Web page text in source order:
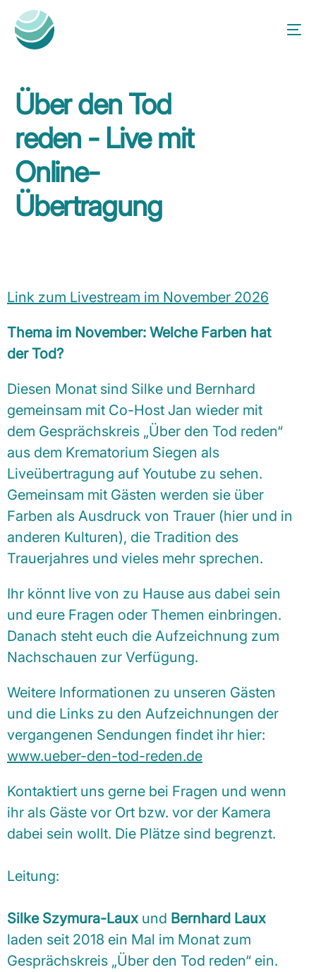
Über den Tod
reden - Live mit
Online-
Übertragung
Link zum Livestream im November 2026
Thema im November: Welche Farben hat
der Tod?
Diesen Monat sind Silke und Bernhard
gemeinsam mit Co-Host Jan wieder mit
dem Gesprächskreis „Über den Tod reden“
aus dem Krematorium Siegen als
Liveübertragung auf Youtube zu sehen.
Gemeinsam mit Gästen werden sie über
Farben als Ausdruck von Trauer (hier und in
anderen Kulturen), die Tradition des
Trauerjahres und vieles mehr sprechen.
Ihr könnt live von zu Hause aus dabei sein
und eure Fragen oder Themen einbringen.
Danach steht euch die Aufzeichnung zum
Nachschauen zur Verfügung.
Weitere Informationen zu unseren Gästen
und die Links zu den Aufzeichnungen der
vergangenen Sendungen findet ihr hier:
www.ueber-den-tod-reden.de
Kontaktiert uns gerne bei Fragen und wenn
ihr als Gäste vor Ort bzw. vor der Kamera
dabei sein wollt. Die Plätze sind begrenzt.
Leitung:
Silke Szymura-Laux und Bernhard Laux
laden seit 2018 ein Mal im Monat zum
Gesprächskreis „Über den Tod reden“ ein.